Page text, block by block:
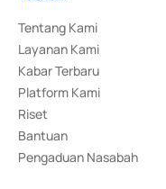
Tentang Kami
Layanan Kami
Kabar Terbaru
Platform Kami
Riset
Bantuan
Pengaduan Nasabah